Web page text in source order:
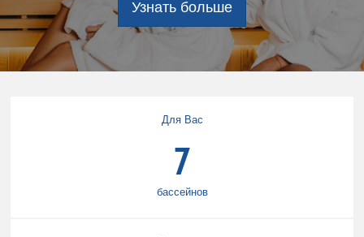
Узнать больше
Для Вас
7
бассейнов